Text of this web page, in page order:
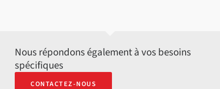
Nous répondons également à vos besoins
spécifiques
CONTACTEZ-NOUS